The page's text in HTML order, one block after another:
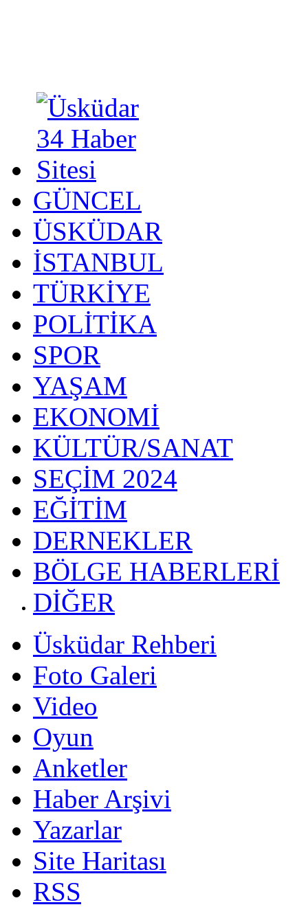
GÜNCEL
ÜSKÜDAR
İSTANBUL
TÜRKİYE
POLİTİKA
SPOR
YAŞAM
EKONOMİ
KÜLTÜR/SANAT
SEÇİM 2024
EĞİTİM
DERNEKLER
BÖLGE HABERLERİ
DİĞER
Üsküdar Rehberi
Foto Galeri
Video
Oyun
Anketler
Haber Arşivi
Yazarlar
Site Haritası
RSS